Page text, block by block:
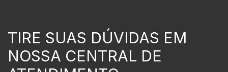
TIRE SUAS DÚVIDAS EM
NOSSA CENTRAL DE